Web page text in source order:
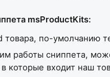
msProductKits:
по-умолчанию
работы сниппета,
в которые входит наш